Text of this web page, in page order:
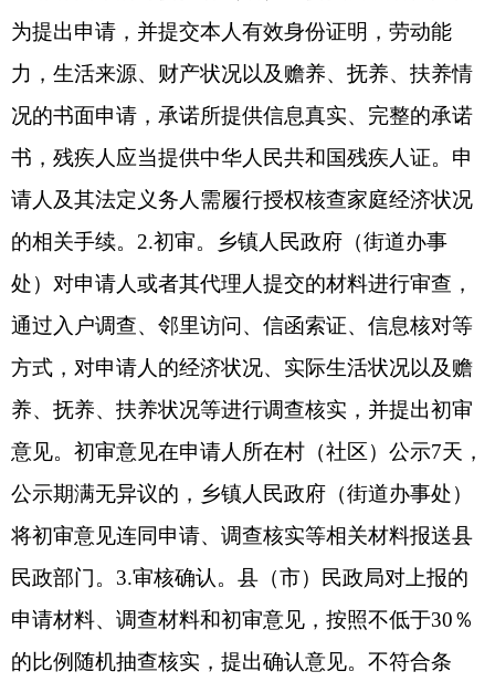
同时特困人员可正常享受城乡居民养老保险、医疗
保险、高龄津贴等普惠福利。
二、80周岁以上高龄津贴
（一）政策依据：《关于印发<自治区80周岁
以上老年人基本生活津贴制度实施细则（试行）>
的通知》（新民规〔2024 〕1号）
（二）发放对象：具有新疆维吾尔自治区克州
行政区域内户籍，年龄在80周岁以上（含80周岁）
的老年人，具体以公安部门制发的居民身份证或户
（三）发放标准：按照《 80周岁以上老年人基
本生活津贴制度》执行。发放标准为：
80
周岁（含
岁）-99 周岁150元 /月 人； 100周岁以上（含100 周
岁）280元/ 月 人。落实自治区80周岁以上老年人免
费体检制度，当年12月31日前年满80周岁户籍老
人，按每年132元标准统筹安排免费健康体检。